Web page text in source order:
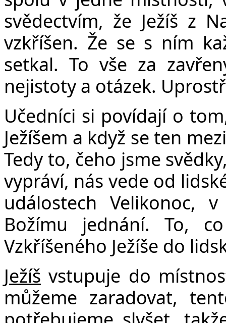
svědectvím, že Ježíš z
vzkříšen. Že se s ním
setkal. To vše za
nejistoty a otázek.
Učedníci si povídají o
Ježíšem a když se ten
Tedy to, čeho jsme
vypráví, nás vede od
událostech Velikonoc,
Božímu jednání. To,
Vzkříšeného Ježíše do
Ježíš vstupuje do
můžeme zaradovat,